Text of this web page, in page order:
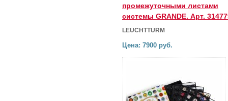
промежуточными листами
системы GRANDE. Арт.
LEUCHTTURM
Цена: 7900 руб.